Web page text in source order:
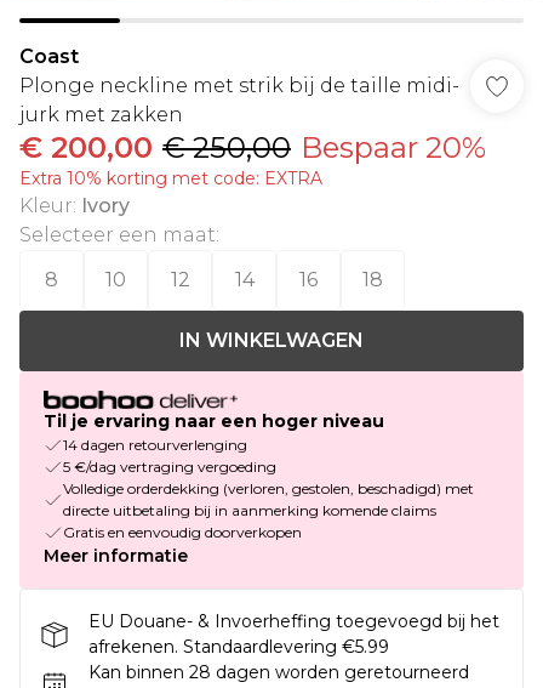
Coast
Plonge neckline met strik bij de taille midi-
jurk met zakken
€ 200,00 € 250,00 Bespaar 20%
Extra 10% korting met code: EXTRA
Kleur: Ivory
Selecteer een maat:
8
10 12 14 16 18
IN WINKELWAGEN
Til je ervaring naar een hoger niveau
14 dagen retourverlenging
5 €/dag vertraging vergoeding
Volledige orderdekking (verloren, gestolen, beschadigd) met
directe uitbetaling bij in aanmerking komende claims
Gratis en eenvoudig doorverkopen
Meer informatie
EU Douane- & Invoerheffing toegevoegd bij het
afrekenen. Standaardlevering €5.99
Kan binnen 28 dagen worden geretourneerd